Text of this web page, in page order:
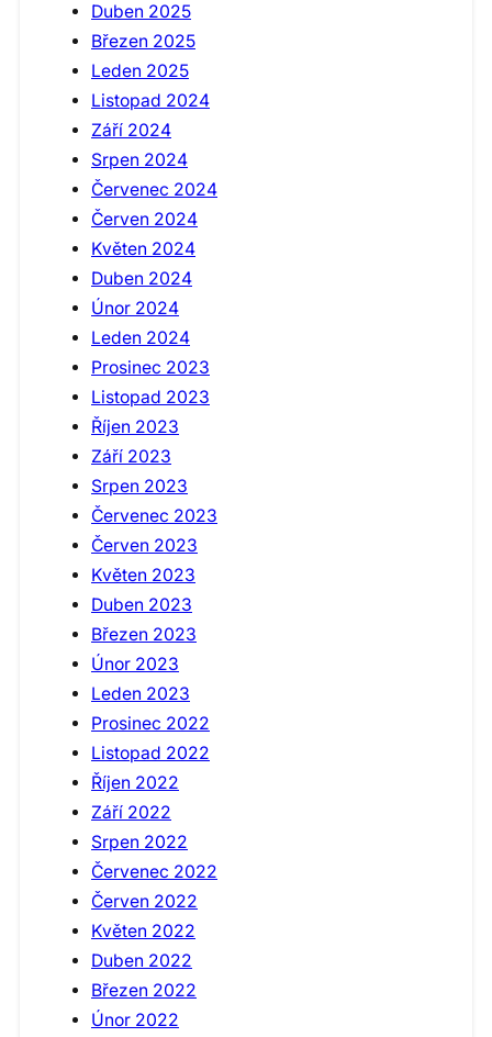
Duben 2025
Březen 2025
Leden 2025
Listopad 2024
Září 2024
Srpen 2024
Červenec 2024
Červen 2024
Květen 2024
Duben 2024
Únor 2024
Leden 2024
Prosinec 2023
Listopad 2023
Říjen 2023
Září 2023
Srpen 2023
Červenec 2023
Červen 2023
Květen 2023
Duben 2023
Březen 2023
Únor 2023
Leden 2023
Prosinec 2022
Listopad 2022
Říjen 2022
Září 2022
Srpen 2022
Červenec 2022
Červen 2022
Květen 2022
Duben 2022
Březen 2022
Únor 2022